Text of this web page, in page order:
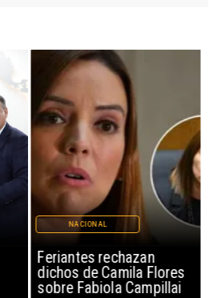
Feriantes rechazan
dichos de Camila Flores
sobre Fabiola Campillai
NACIONAL